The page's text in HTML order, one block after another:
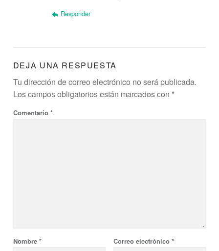
Responder
DEJA UNA RESPUESTA
Tu dirección de correo electrónico no será publicada.
Los campos obligatorios están marcados con *
Comentario *
Nombre * Correo electrónico *